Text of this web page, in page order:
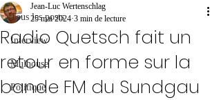
Tous les posts
Interview
Mulhouse
Politique
Radio Quetsch fait un
retour en forme sur la
bande FM du Sundgau
Jean-Luc Wertenschlag
25 mai 2024 3 min de lecture